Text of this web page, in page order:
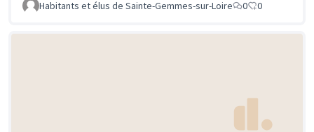
Habitants et élus de Sainte-Gemmes-sur-Loire 0 0